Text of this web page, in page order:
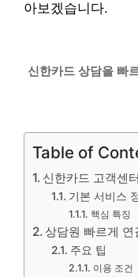
아보겠습니다.
신한카드 상담을 빠
Table of
신한카드 고객센
기본 서비스
핵심 특징
상담원 빠르게 연
주요 팁
이용 조건